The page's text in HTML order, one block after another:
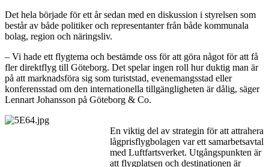
Det hela började för ett år sedan med en diskussion i styrelsen som
består av både politiker och representanter från både kommunala
bolag, region och näringsliv.
– Vi hade ett flygtema och bestämde oss för att göra något för att få
fler direktflyg till Göteborg. Det spelar ingen roll hur duktig man är
på att marknadsföra sig som turiststad, evenemangsstad eller
konferensstad om den internationella tillgängligheten är dålig, säger
Lennart Johansson på Göteborg & Co.
En viktig del av strategin för att attrahera
lågprisflygbolagen var ett samarbetsavtal
med Luftfartsverket. Utgångspunkten är
att flygplatsen och destinationen är